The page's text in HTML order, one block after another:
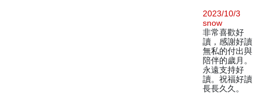
2023/10/3
snow
非常喜歡好
讀，感謝好讀
無私的付出與
陪伴的歲月。
永遠支持好
讀。祝福好讀
長長久久。